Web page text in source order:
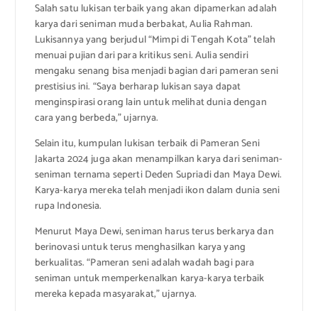
Salah satu lukisan terbaik yang akan dipamerkan adalah
karya dari seniman muda berbakat, Aulia Rahman.
Lukisannya yang berjudul “Mimpi di Tengah Kota” telah
menuai pujian dari para kritikus seni. Aulia sendiri
mengaku senang bisa menjadi bagian dari pameran seni
prestisius ini. “Saya berharap lukisan saya dapat
menginspirasi orang lain untuk melihat dunia dengan
cara yang berbeda,” ujarnya.
Selain itu, kumpulan lukisan terbaik di Pameran Seni
Jakarta 2024 juga akan menampilkan karya dari seniman-
seniman ternama seperti Deden Supriadi dan Maya Dewi.
Karya-karya mereka telah menjadi ikon dalam dunia seni
rupa Indonesia.
Menurut Maya Dewi, seniman harus terus berkarya dan
berinovasi untuk terus menghasilkan karya yang
berkualitas. “Pameran seni adalah wadah bagi para
seniman untuk memperkenalkan karya-karya terbaik
mereka kepada masyarakat,” ujarnya.